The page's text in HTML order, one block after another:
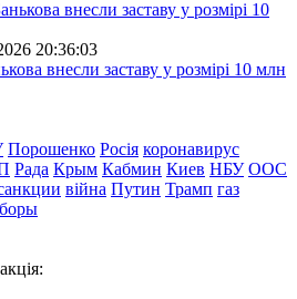
20:36:03
внесли заставу у розмірі 10 млн
Порошенко Росія коронавирус
Рада Крым Кабмин Киев НБУ ООС
війна Путин Трамп газ